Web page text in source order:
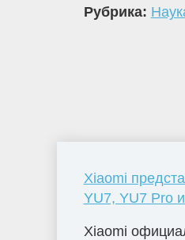
Рубрика:
Xiaomi
YU7, YU7 Pro
Xiaomi